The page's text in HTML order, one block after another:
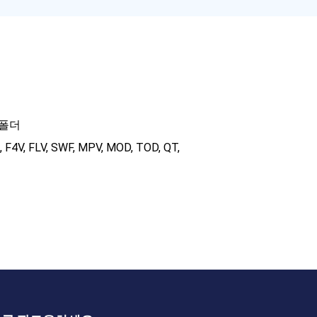
더
FLV, SWF, MPV, MOD, TOD, QT,